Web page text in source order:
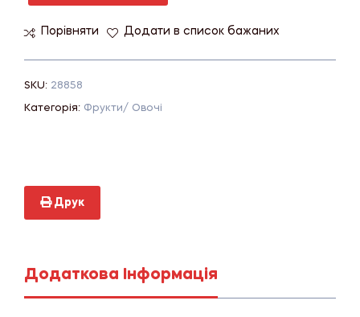
Порівняти Додати в список бажаних
SKU: 28858
Категорія: Фрукти/ Овочі
Друк
Додаткова Інформація